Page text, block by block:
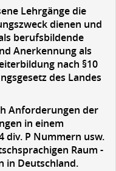
Lehrgänge die
dienen und
berufsbildende
Anerkennung als
nach §10
des Landes
Anforderungen der
in einem
div. P Nummern usw.
Raum -
in Deutschland.